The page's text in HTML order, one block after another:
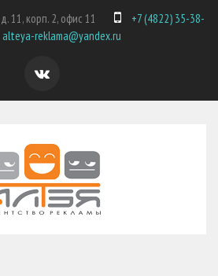
11, корп. 2, офис 11
+7 (4822) 35-38-
alteya-reklama@yandex.ru